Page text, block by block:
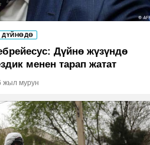
ДҮЙНӨДӨ
Дүйнө жүзүндө
менен тарап жатат
жыл мурун